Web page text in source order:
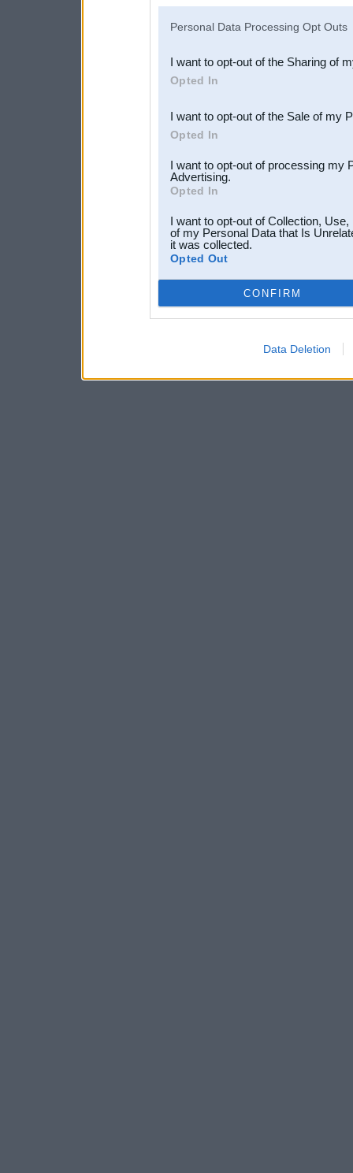
Downstream Participants
third parties.
Personal Data Processing Opt Outs
I want to opt-out of the Sharing of
Opted In
I want to opt-out of the Sale of my
Opted In
I want to opt-out of processing my
Advertising.
Opted In
I want to opt-out of Collection,
of my Personal Data that Is
it was collected.
Opted Out
CONFIRM
Data Deletion